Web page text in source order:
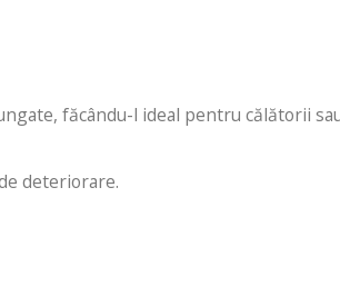
făcându-l ideal pentru călătorii
deteriorare.